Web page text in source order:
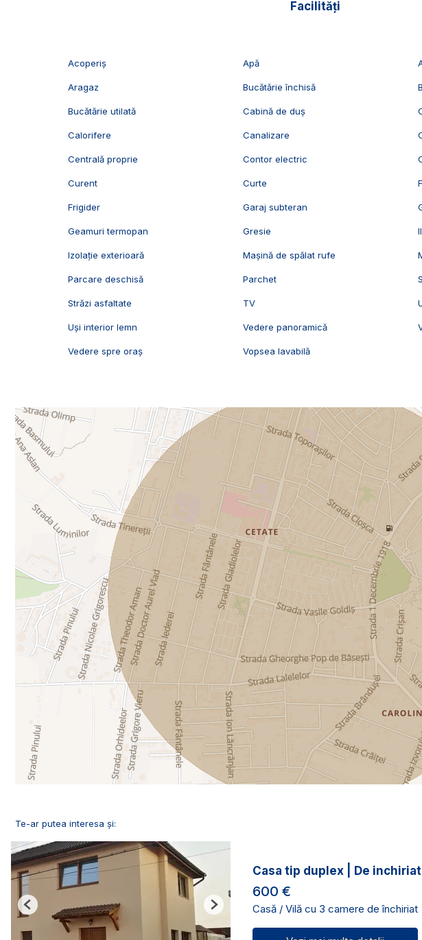
Facilități
Acoperiș Apă
Aragaz Bucătărie închisă
Bucătărie utilată Cabină de duș
Calorifere Canalizare
Centrală proprie Contor electric
Curent Curte
Frigider Garaj subteran
Geamuri termopan Gresie
Izolație exterioară Mașină de spălat rufe
Parcare deschisă Parchet
Străzi asfaltate TV
Uși interior lemn Vedere panoramică
Vedere spre oraș Vopsea lavabilă
Te-ar putea interesa și:
Previous Next
Casa tip duplex | De
600 €
Casă / Vilă cu 3 camere de închiriat